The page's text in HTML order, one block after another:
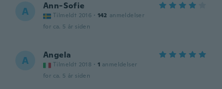
A Ann-Sofie
Tilmeldt 2016 · 142 anmeldelser
for ca. 5 år siden
A Angela
Tilmeldt 2018 · 1 anmeldelser
for ca. 5 år siden